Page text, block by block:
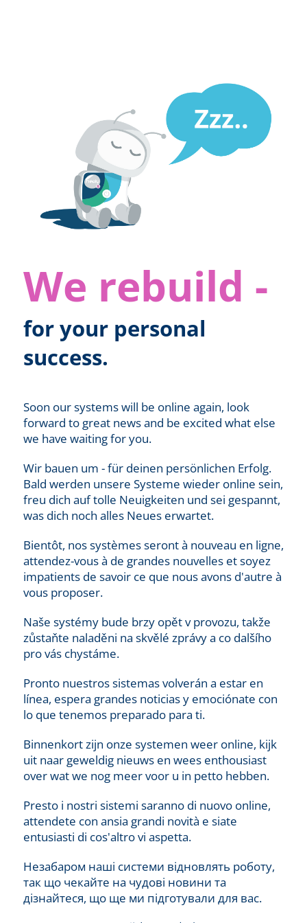
We rebuild -
for your personal
success.
Soon our systems will be online again, look
forward to great news and be excited what else
we have waiting for you.
Wir bauen um - für deinen persönlichen Erfolg.
Bald werden unsere Systeme wieder online sein,
freu dich auf tolle Neuigkeiten und sei gespannt,
was dich noch alles Neues erwartet.
Bientôt, nos systèmes seront à nouveau en ligne,
attendez-vous à de grandes nouvelles et soyez
impatients de savoir ce que nous avons d'autre à
vous proposer.
Naše systémy bude brzy opět v provozu, takže
zůstaňte naladěni na skvělé zprávy a co dalšího
pro vás chystáme.
Pronto nuestros sistemas volverán a estar en
línea, espera grandes noticias y emociónate con
lo que tenemos preparado para ti.
Binnenkort zijn onze systemen weer online, kijk
uit naar geweldig nieuws en wees enthousiast
over wat we nog meer voor u in petto hebben.
Presto i nostri sistemi saranno di nuovo online,
attendete con ansia grandi novità e siate
entusiasti di cos'altro vi aspetta.
Незабаром наші системи відновлять роботу,
так що чекайте на чудові новини та
дізнайтеся, що ще ми підготували для вас.